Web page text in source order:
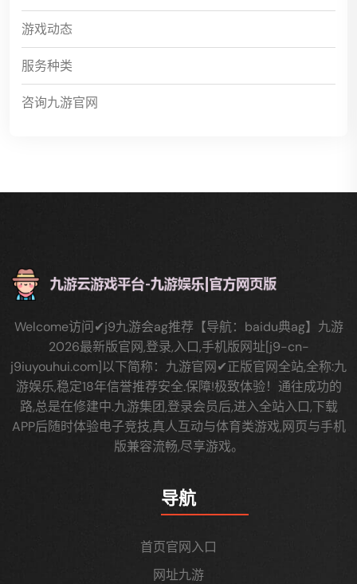
游戏动态
服务种类
咨询九游官网
Welcome访问✔j9九游会ag推荐【导航：baidu典ag】九游
2026最新版官网,登录,入口,手机版网址[j9-cn-
j9iuyouhui.com]以下简称：九游官网✔正版官网全站,全称:九
游娱乐,稳定18年信誉推荐安全.保障!极致体验！通往成功的
路,总是在修建中.九游集团,登录会员后,进入全站入口,下载
APP后随时体验电子竞技,真人互动与体育类游戏,网页与手机
版兼容流畅,尽享游戏。
导航
首页官网入口
网址九游